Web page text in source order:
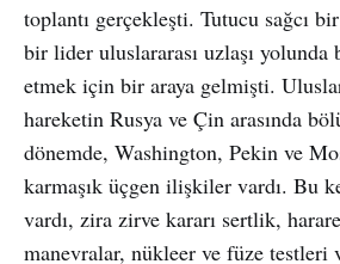
toplantı gerçekleşti. Tutucu sağcı
bir lider uluslararası uzlaşı
etmek için bir araya gelmişti.
hareketin Rusya ve Çin arasında
dönemde, Washington, Pekin ve
karmaşık üçgen ilişkiler vardı. Bu
vardı, zira zirve kararı sertlik,
manevralar, nükleer ve füze testleri